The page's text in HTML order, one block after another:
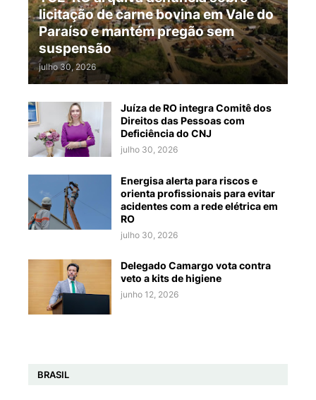
licitação de carne bovina em Vale do
Paraíso e mantém pregão sem
suspensão
julho 30, 2026
Juíza de RO integra Comitê dos
Direitos das Pessoas com
Deficiência do CNJ
julho 30, 2026
Energisa alerta para riscos e
orienta profissionais para evitar
acidentes com a rede elétrica em
RO
julho 30, 2026
Delegado Camargo vota contra
veto a kits de higiene
junho 12, 2026
BRASIL